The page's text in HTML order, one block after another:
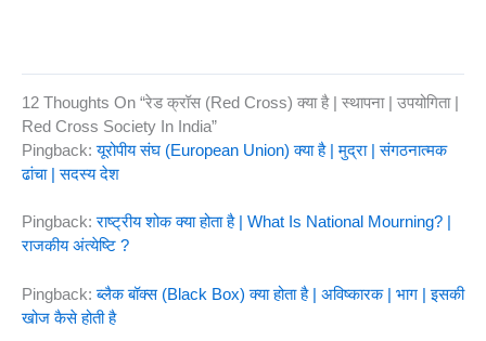
12 Thoughts On “रेड क्रॉस (Red Cross) क्या है | स्थापना | उपयोगिता |
Red Cross Society In India”
Pingback:यूरोपीय संघ (European Union) क्या है | मुद्रा | संगठनात्मक
ढांचा | सदस्य देश
Pingback:राष्ट्रीय शोक क्या होता है | What Is National Mourning? |
राजकीय अंत्येष्टि ?
Pingback:ब्लैक बॉक्स (Black Box) क्या होता है | अविष्कारक | भाग | इसकी
खोज कैसे होती है